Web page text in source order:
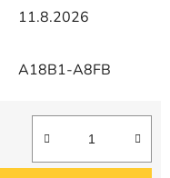
11.8.2026
A18B1-A8FB